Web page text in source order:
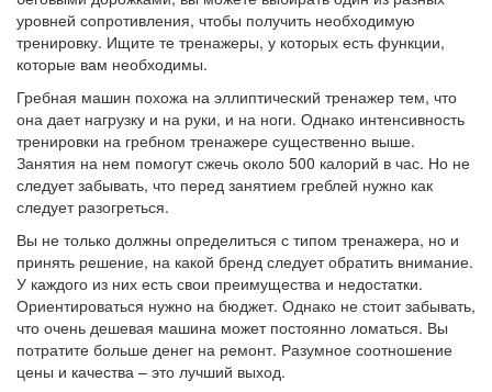
уровней сопротивления, чтобы получить необходимую
тренировку. Ищите те тренажеры, у которых есть функции,
которые вам необходимы.
Гребная машин похожа на эллиптический тренажер тем, что
она дает нагрузку и на руки, и на ноги. Однако интенсивность
тренировки на гребном тренажере существенно выше.
Занятия на нем помогут сжечь около 500 калорий в час. Но не
следует забывать, что перед занятием греблей нужно как
следует разогреться.
Вы не только должны определиться с типом тренажера, но и
принять решение, на какой бренд следует обратить внимание.
У каждого из них есть свои преимущества и недостатки.
Ориентироваться нужно на бюджет. Однако не стоит забывать,
что очень дешевая машина может постоянно ломаться. Вы
потратите больше денег на ремонт. Разумное соотношение
цены и качества – это лучший выход.